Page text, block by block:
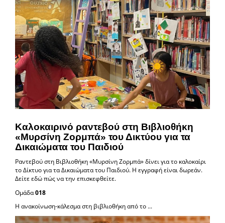
Καλοκαιρινό ραντεβού στη Βιβλιοθήκη
«Μυρσίνη Ζορμπά» του Δικτύου για τα
Δικαιώματα του Παιδιού
Ραντεβού στη Βιβλιοθήκη «Μυρσίνη Ζορμπά» δίνει για το καλοκαίρι
το Δίκτυο για τα Δικαιώματα του Παιδιού. Η εγγραφή είναι δωρεάν.
Δείτε εδώ πώς να την επισκεφθείτε.
Ομάδα018
Η ανακοίνωση-κάλεσμα στη βιβλιοθήκη από το ...